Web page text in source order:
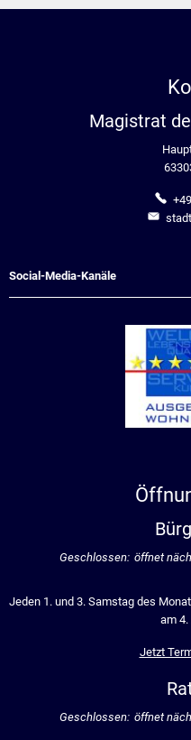
Magistrat
Social-Media-Kanäle
Klicken, um weitere
Geschlossen: öffnet
Jeden 1. und 3. Samstag des
am 4.
Jetzt
Klicken, um weitere
Geschlossen: öffnet